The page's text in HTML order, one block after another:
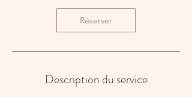
i
Réserver
Description du service